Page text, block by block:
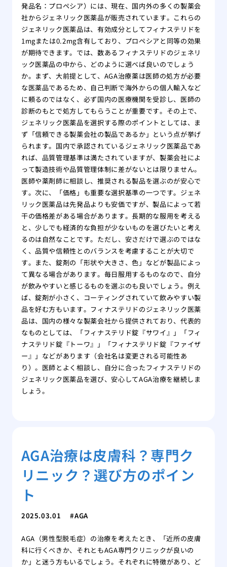
発品名：プロペシア）には、現在、国内外の多くの製薬会
社からジェネリック医薬品が販売されています。これらの
ジェネリック医薬品は、有効成分としてフィナステリドを
1mgまたは0.2mg含有しており、プロペシアと同等の効果
が期待できます。では、数あるフィナステリドのジェネリ
ック医薬品の中から、どのように選べば良いのでしょう
か。まず、大前提として、AGA治療薬は医師の処方が必要
な医薬品であるため、自己判断で海外からの個人輸入など
に頼るのではなく、必ず国内の医療機関を受診し、医師の
診断のもとで処方してもらうことが重要です。その上で、
ジェネリック医薬品を選択する際のポイントとしては、ま
ず「信頼できる製薬会社の製品であるか」という点が挙げ
られます。国内で承認されているジェネリック医薬品であ
れば、品質管理基準は満たされていますが、製薬会社によ
って製造技術や品質管理体制に差がないとは限りません。
医師や薬剤師に相談し、推奨される製品を選ぶのが安心で
す。次に、「価格」も重要な選択基準の一つです。ジェネ
リック医薬品は先発品よりも安価ですが、製品によって若
干の価格差がある場合があります。長期的な服用を考える
と、少しでも経済的な負担が少ないものを選びたいと考え
るのは自然なことです。ただし、安さだけで選ぶのではな
く、品質や信頼性とのバランスを考慮することが大切で
す。また、錠剤の「形状や大きさ、色」などが製品によっ
て異なる場合があります。毎日服用するものなので、自分
が飲みやすいと感じるものを選ぶのも良いでしょう。例え
ば、錠剤が小さく、コーティングされていて飲みやすい製
品を好む方もいます。フィナステリドのジェネリック医薬
品は、国内の様々な製薬会社から提供されており、代表的
なものとしては、「フィナステリド錠『サワイ』」「フィ
ナステリド錠『トーワ』」「フィナステリド錠『ファイザ
ー』」などがあります（会社名は変更される可能性あ
り）。医師とよく相談し、自分に合ったフィナステリドの
ジェネリック医薬品を選び、安心してAGA治療を継続しま
しょう。
AGA治療は皮膚科？専門ク
リニック？選び方のポイン
ト
2025.03.01 AGA
AGA（男性型脱毛症）の治療を考えたとき、「近所の皮膚
科に行くべきか、それともAGA専門クリニックが良いの
か」と迷う方もいるでしょう。それぞれに特徴があり、ど